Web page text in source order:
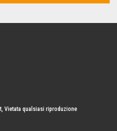
Vietata qualsiasi riproduzione